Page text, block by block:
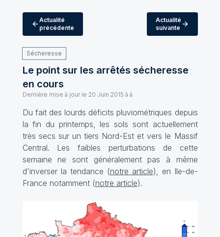
Actualité
précédente
Actualité
suivante
Sécheresse
Le point sur les arrêtés sécheresse
en cours
Dernière mise à jour le 20 Juin 2015 à à
Du fait des lourds déficits pluviométriques depuis
la fin du printemps, les sols sont actuellement
très secs sur un tiers Nord-Est et vers le Massif
Central. Les faibles perturbations de cette
semaine ne sont généralement pas à même
d'inverser la tendance (notre article), en Ile-de-
France notamment (notre article).